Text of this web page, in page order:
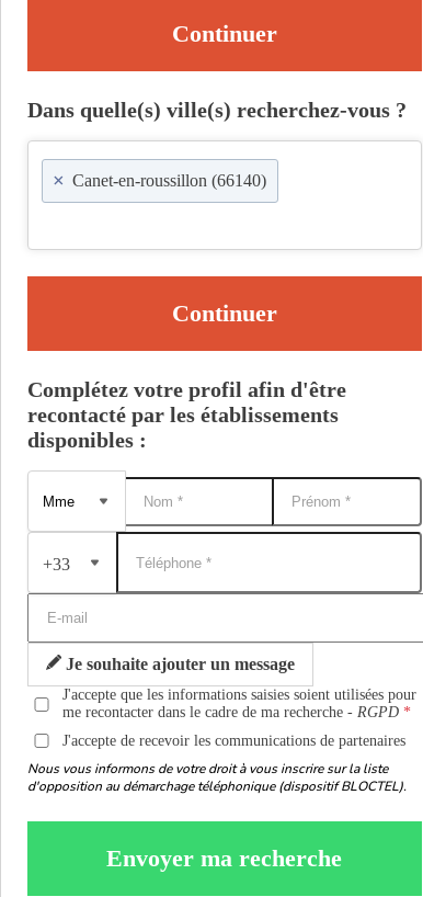
Continuer
Dans quelle(s) ville(s) recherchez-vous ?
× Canet-en-roussillon (66140)
Continuer
Complétez votre profil afin d'être
recontacté par les établissements
disponibles :
+33
Je souhaite ajouter un message
J'accepte que les informations saisies soient utilisées pour
me recontacter dans le cadre de ma recherche -RGPD
J'accepte de recevoir les communications de partenaires
Nous vous informons de votre droit à vous inscrire sur la liste
d'opposition au démarchage téléphonique (dispositif BLOCTEL).
Envoyer ma recherche